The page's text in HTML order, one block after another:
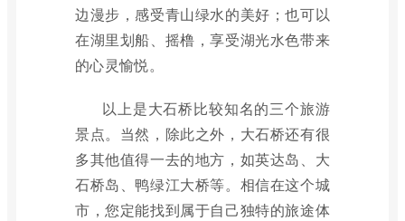
边漫步，感受青山绿水的美好；也可以
在湖里划船、摇橹，享受湖光水色带来
的心灵愉悦。
以上是大石桥比较知名的三个旅游
景点。当然，除此之外，大石桥还有很
多其他值得一去的地方，如英达岛、大
石桥岛、鸭绿江大桥等。相信在这个城
市，您定能找到属于自己独特的旅途体